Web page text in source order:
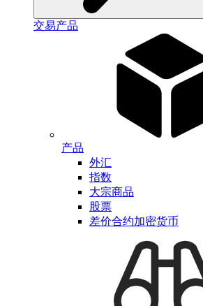
交易产品
产品
外汇
指数
大宗商品
股票
差价合约加密货币